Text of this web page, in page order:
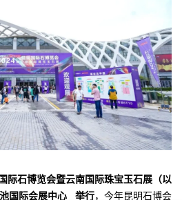
际石博览会暨云南国际珠宝玉石展（以
国际会展中心 举行，今年昆明石博会